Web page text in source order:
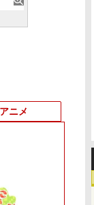
アニメ